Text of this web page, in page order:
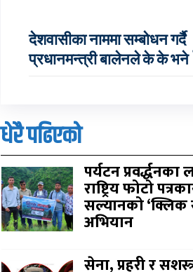
देशवासीका नाममा सम्बोधन गर्दै
प्रधानमन्त्री बालेनले के के भने
धेरै पढिएको
पर्यटन प्रवर्द्धनका
राष्ट्रिय फोटो
सल्यानको ‘क्लिक
अभियान
सेना, प्रहरी र